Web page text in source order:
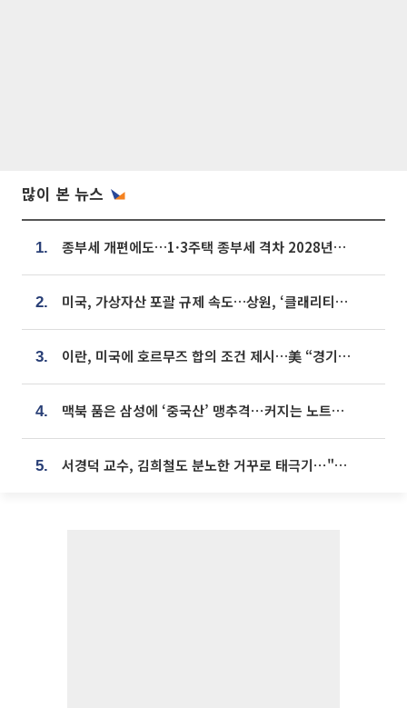
많이 본 뉴스
1. 종부세 개편에도…1·3주택 종부세 격차 2028년부터 확대
2. 미국, 가상자산 포괄 규제 속도…상원, ‘클래리티법’ 9월 절차투표 추진
3. 이란, 미국에 호르무즈 합의 조건 제시…美 “경기 아직 안 끝나” [종합]
4. 맥북 품은 삼성에 ‘중국산’ 맹추격⋯커지는 노트북 OLED 시장
5. 서경덕 교수, 김희철도 분노한 거꾸로 태극기⋯"엉터리는 아냐, 아쉬울 뿐"